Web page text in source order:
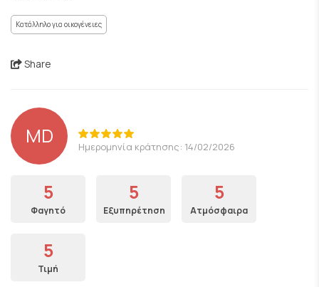
Κατάλληλο για οικογένειες
Share
MD Ημερομηνία κράτησης: 14/02/2026
5
Φαγητό
5
Εξυπηρέτηση
5
Ατμόσφαιρα
5
Τιμή